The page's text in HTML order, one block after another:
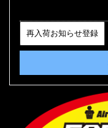
再入荷お知らせ登録